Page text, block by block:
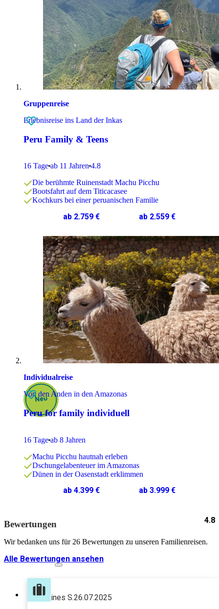
Gruppenreise
Erlebnisreise ins Land der Inkas
Peru Family & Teens
16 Tage ab 11 Jahren 4.8
Die berühmte Ruinenstadt Machu Picchu
Bootsfahrt auf dem Titicacasee
Kochkurs bei einer peruanischen Familie
ab 2.759 € ab 2.559 €
Individualreise
Von den Anden in den Amazonas
Peru for family individuell
16 Tage ab 8 Jahren
Machu Picchu hautnah erleben
Dschungelabenteuer im Amazonas
Dünen in der Oasenstadt erklimmen
ab 4.399 € ab 3.999 €
Bewertungen 4.8
Wir bedanken uns für 26 Bewertungen zu unseren Familienreisen.
Alle Bewertungen ansehen
ines S.26.07.2025